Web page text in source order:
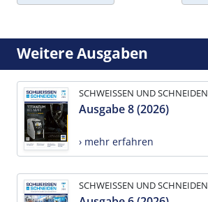
Weitere Ausgaben
SCHWEISSEN UND SCHNEIDEN
Ausgabe 8 (2026)
› mehr erfahren
SCHWEISSEN UND SCHNEIDEN